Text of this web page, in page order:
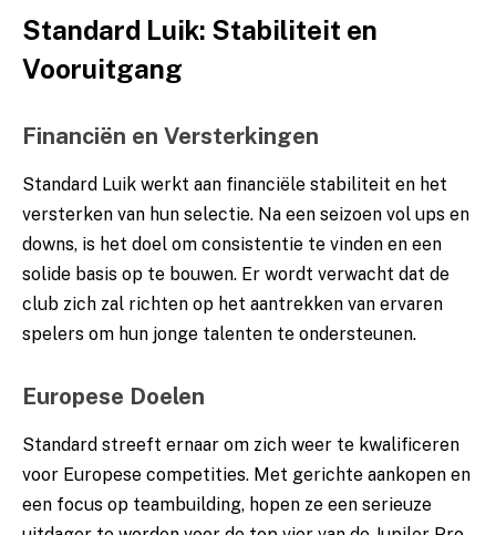
Standard Luik: Stabiliteit en
Vooruitgang
Financiën en Versterkingen
Standard Luik werkt aan financiële stabiliteit en het
versterken van hun selectie. Na een seizoen vol ups en
downs, is het doel om consistentie te vinden en een
solide basis op te bouwen. Er wordt verwacht dat de
club zich zal richten op het aantrekken van ervaren
spelers om hun jonge talenten te ondersteunen.
Europese Doelen
Standard streeft ernaar om zich weer te kwalificeren
voor Europese competities. Met gerichte aankopen en
een focus op teambuilding, hopen ze een serieuze